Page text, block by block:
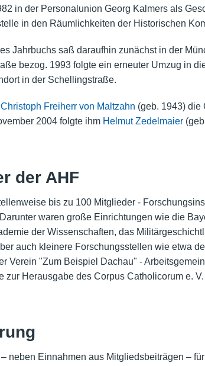
in der Personalunion Georg Kalmers als
in den Räumlichkeiten der Historischen
Jahrbuchs saß daraufhin zunächst in der
bezog. 1993 folgte ein erneuter Umzug in
in der Schellingstraße.
Christoph Freiherr von Maltzahn (geb. 1943) die
2004 folgte ihm Helmut Zedelmaier
der AHF
bis zu 100 Mitglieder -
waren große Einrichtungen wie die
der Wissenschaften, das
auch kleinere Forschungsstellen wie etwa
Verein "Zum Beispiel Dachau" -
zur Herausgabe des Corpus Catholicorum e.
neben Einnahmen aus Mitgliedsbeiträgen –